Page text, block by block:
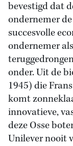
bevestigd dat
ondernemer
succesvolle
ondernemer
onder. Uit de
1945) die
komt
innovatieve,
deze Osse
Unilever nooit